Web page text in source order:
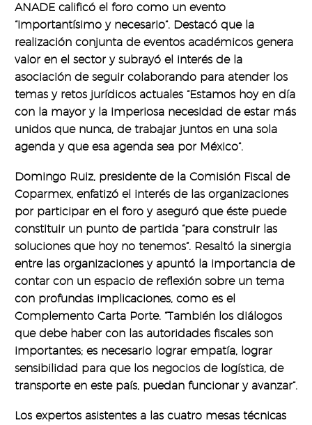
ANADE calificó el foro como un evento
“importantísimo y necesario”. Destacó que la
realización conjunta de eventos académicos genera
valor en el sector y subrayó el interés de la
asociación de seguir colaborando para atender los
temas y retos jurídicos actuales “Estamos hoy en día
con la mayor y la imperiosa necesidad de estar más
unidos que nunca, de trabajar juntos en una sola
agenda y que esa agenda sea por México”.
Domingo Ruiz, presidente de la Comisión Fiscal de
Coparmex, enfatizó el interés de las organizaciones
por participar en el foro y aseguró que éste puede
constituir un punto de partida “para construir las
soluciones que hoy no tenemos”. Resaltó la sinergia
entre las organizaciones y apuntó la importancia de
contar con un espacio de reflexión sobre un tema
con profundas implicaciones, como es el
Complemento Carta Porte. “También los diálogos
que debe haber con las autoridades fiscales son
importantes; es necesario lograr empatía, lograr
sensibilidad para que los negocios de logística, de
transporte en este país, puedan funcionar y avanzar”.
Los expertos asistentes a las cuatro mesas técnicas